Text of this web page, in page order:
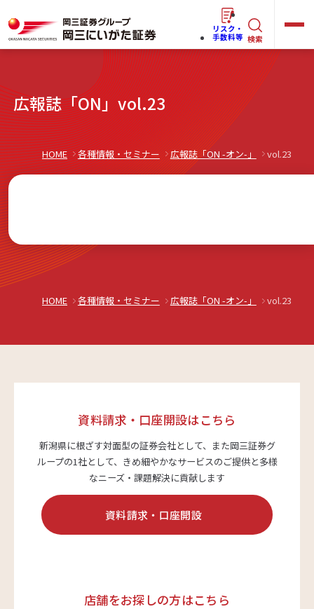
ー
ワ
ー
ド
らくらくネット情報便
店舗のご案内
サポート・お手続き
リスク・
手数料等 検索
キ
ー
ド
で
探
広報誌「ON」vol.23
HOME 各種情報・セミナー 広報誌「ON -オン-」 vol.23
HOME 各種情報・セミナー 広報誌「ON -オン-」 vol.23
資料請求・口座開設はこちら
新潟県に根ざす対面型の証券会社として、また岡三証券グ
ループの1社として、 きめ細やかなサービスのご提供と多様
なニーズ・課題解決に貢献します
資料請求・口座開設
店舗をお探しの方はこちら